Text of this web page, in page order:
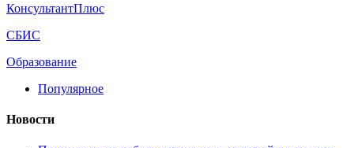
КонсультантПлюс
СБИС
Образование
Популярное
Новости